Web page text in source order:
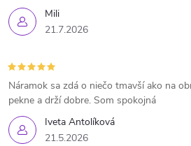
Mili
21.7.2026
Iveta Antolíková
21.5.2026
Náramok sa zdá o niečo tmavší ako na
pekne a drží dobre. Som spokojná